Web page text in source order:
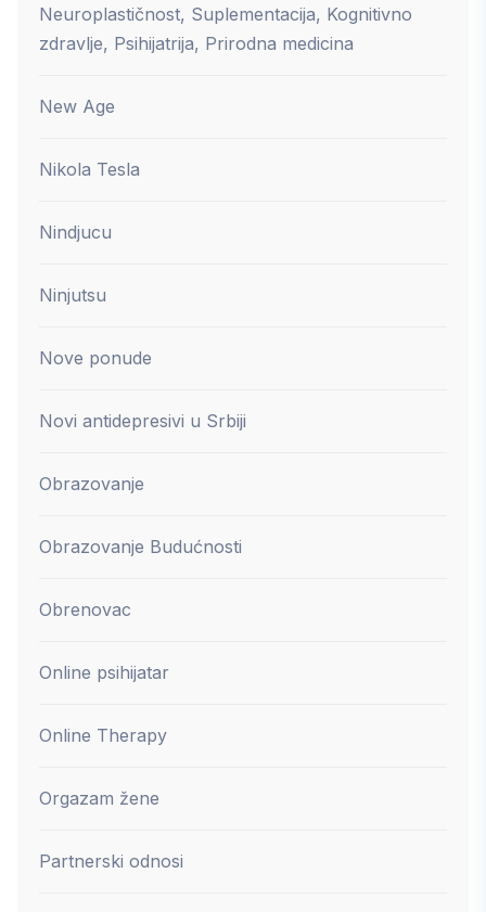
Neuroplastičnost, Suplementacija, Kognitivno
zdravlje, Psihijatrija, Prirodna medicina
New Age
Nikola Tesla
Nindjucu
Ninjutsu
Nove ponude
Novi antidepresivi u Srbiji
Obrazovanje
Obrazovanje Budućnosti
Obrenovac
Online psihijatar
Online Therapy
Orgazam žene
Partnerski odnosi